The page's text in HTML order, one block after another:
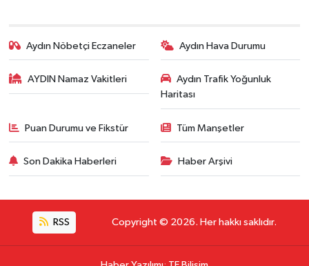
Aydın Nöbetçi Eczaneler Aydın Hava Durumu
AYDIN Namaz Vakitleri
Aydın Trafik Yoğunluk
Haritası
Puan Durumu ve Fikstür Tüm Manşetler
Son Dakika Haberleri Haber Arşivi
RSS Copyright © 2026. Her hakkı saklıdır.